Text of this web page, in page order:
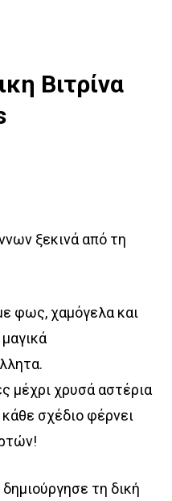
Βιτρίνα
through
ξεκινά από τη
φως, χαμόγελα και
μέχρι χρυσά αστέρια
σχέδιο φέρνει
τη δική